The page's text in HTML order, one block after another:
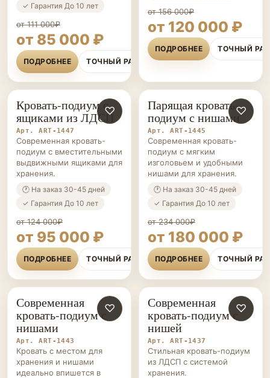
✓ Гарантия До 10 лет
от 111 000₽
от 85 000 ₽
ПОДРОБНЕЕ ТОЧНЫЙ РАСЧЁТ
от 156 000₽
от 120 000 ₽
ПОДРОБНЕЕ ТОЧНЫЙ
КРОВАТИ-
ПОДИУМЫ НА ЗАКАЗ
♡
Кровать-подиум с
ящиками из ЛДСП
Арт. ART-1447
Современная кровать-
подиум с вместительными
выдвижными ящиками для
хранения.
🕐 На заказ 30-45 дней
✓ Гарантия До 10 лет
от 124 000₽
от 95 000 ₽
ПОДРОБНЕЕ ТОЧНЫЙ РАСЧЁТ
КРОВАТИ-
ПОДИУМЫ НА ЗАКАЗ
♡
Парящая кровать-
подиум с нишами
Арт. ART-1445
Современная кровать-
подиум с мягким
изголовьем и удобными
нишами для хранения.
🕐 На заказ 30-45 дней
✓ Гарантия До 10 лет
от 234 000₽
от 180 000 ₽
ПОДРОБНЕЕ ТОЧНЫЙ
КРОВАТИ-
ПОДИУМЫ НА ЗАКАЗ
♡
Современная
кровать-подиум с
нишами
Арт. ART-1443
Кровать с местом для
хранения и нишами
идеально впишется в
КРОВАТИ-
ПОДИУМЫ НА ЗАКАЗ
♡
Современная
кровать-подиум с
нишей
Арт. ART-1437
Стильная кровать-подиум
из ЛДСП с системой
хранения.